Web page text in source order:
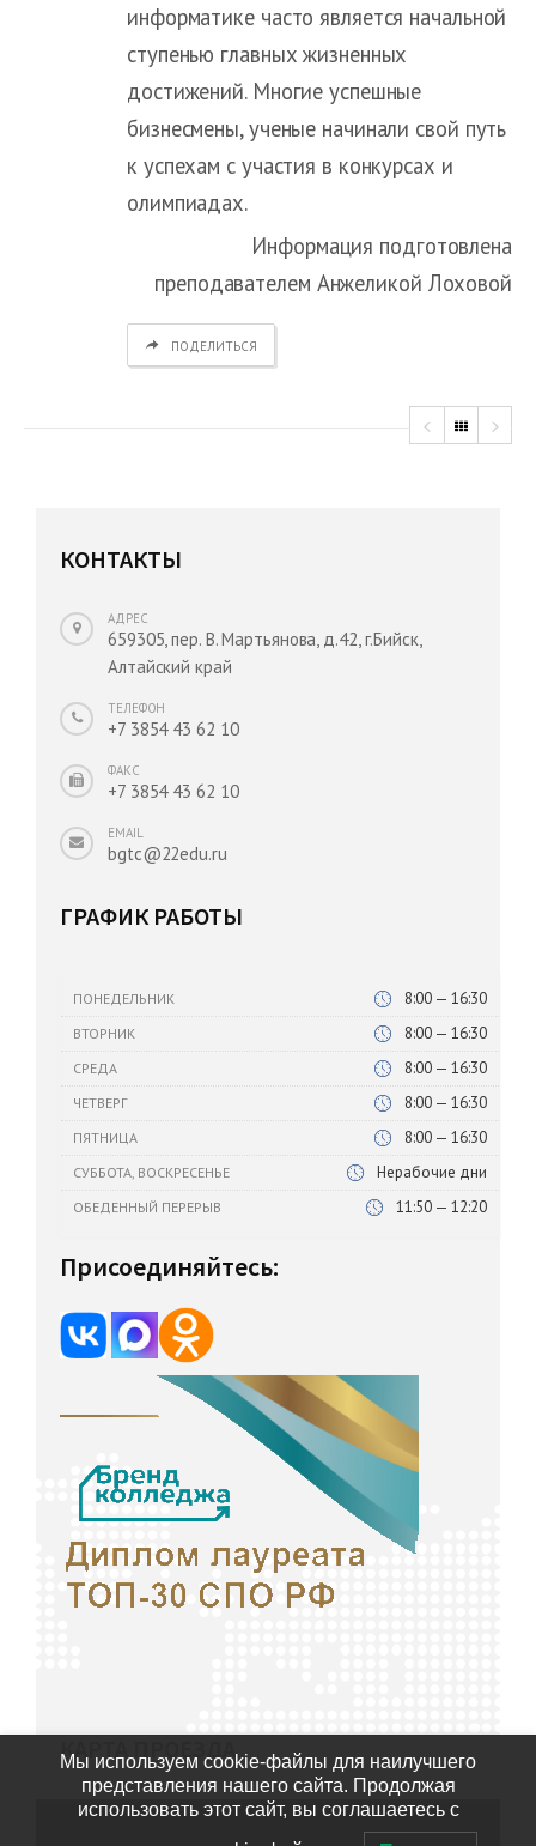
информатике часто является начальной
ступенью главных жизненных
достижений. Многие успешные
бизнесмены, ученые начинали свой путь
к успехам с участия в конкурсах и
олимпиадах.
Информация подготовлена
преподавателем Анжеликой Лоховой
ПОДЕЛИТЬСЯ
КОНТАКТЫ
АДРЕС
659305, пер. В. Мартьянова, д.42, г.Бийск,
Алтайский край
ТЕЛЕФОН
+7 3854 43 62 10
ФАКС
+7 3854 43 62 10
EMAIL
bgtc@22edu.ru
ГРАФИК РАБОТЫ
ПОНЕДЕЛЬНИК 8:00 — 16:30
ВТОРНИК 8:00 — 16:30
СРЕДА 8:00 — 16:30
ЧЕТВЕРГ 8:00 — 16:30
ПЯТНИЦА 8:00 — 16:30
СУББОТА, ВОСКРЕСЕНЬЕ Нерабочие дни
ОБЕДЕННЫЙ ПЕРЕРЫВ 11:50 — 12:20
Присоединяйтесь:
КАРТА ПРОЕЗДА
Мы используем cookie-файлы для наилучшего
представления нашего сайта. Продолжая
использовать этот сайт, вы соглашаетесь с